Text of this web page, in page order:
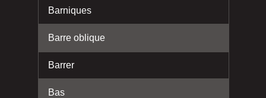
Barniques
Barre oblique
Barrer
Bas